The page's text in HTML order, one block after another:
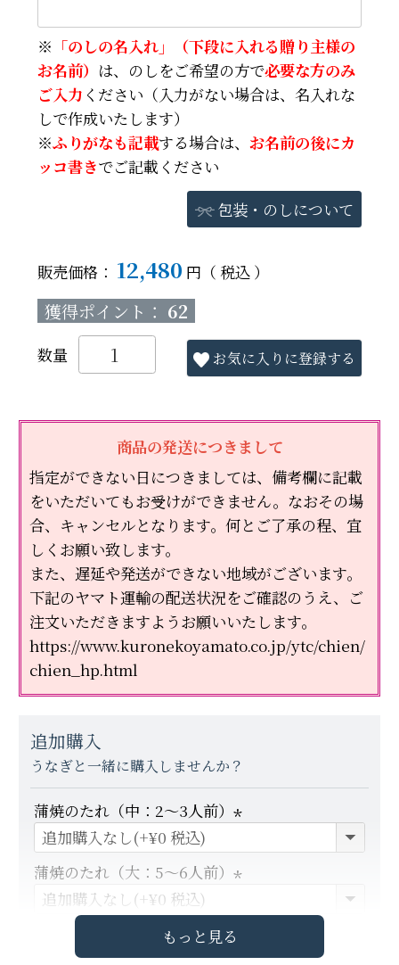
※ 「のしの名入れ」（下段に入れる贈り主様の
お名前） は、のしをご希望の方で必要な方のみ
ご入力 ください（入力がない場合は、名入れな
しで作成いたします）
※ふりがなも記載する場合は、 お名前の後にカ
ッコ書きでご記載ください
包装・のしについて
販売価格： 12,480 税込
獲得ポイント： 62
お気に入りに登録する
商品の発送につきまして
指定ができない日につきましては、備考欄に記載
をいただいてもお受けができません。なおその場
合、キャンセルとなります。何とご了承の程、宜
しくお願い致します。
また、遅延や発送ができない地域がございます。
下記のヤマト運輸の配送状況をご確認のうえ、ご
注文いただきますようお願いいたします。
https://www.kuronekoyamato.co.jp/ytc/chien/
chien_hp.html
追加購入
うなぎと一緒に購入しませんか？
蒲焼のたれ（中：2～3人前）
必
)
蒲焼のたれ（大：5～6人前）
須
タレの追加につきましては、ギフトボックスに全
もっと見る